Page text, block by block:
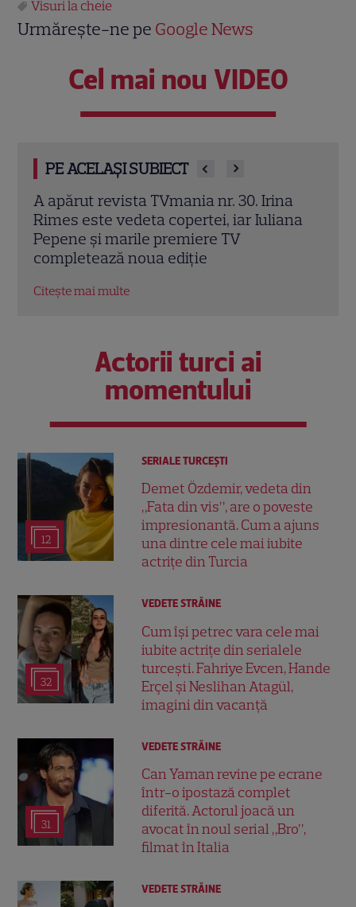
Visuri la cheie
Urmărește-ne pe Google News
Cel mai nou VIDEO
PE ACELAȘI SUBIECT
Irina Rimes dezvăluie „arma” din noul
sezon „Vocea României”. Butonul care
schimbă jocul: „L-am folosit cu plăcere”
EXCLUSIV
Citește mai multe
Actorii turci ai
momentului
12
SERIALE TURCEŞTI
Demet Özdemir, vedeta din
„Fata din vis”, are o poveste
impresionantă. Cum a ajuns
una dintre cele mai iubite
actrițe din Turcia
32
VEDETE STRĂINE
Cum își petrec vara cele mai
iubite actrițe din serialele
turcești. Fahriye Evcen, Hande
Erçel și Neslihan Atagül,
imagini din vacanță
31
VEDETE STRĂINE
Can Yaman revine pe ecrane
într-o ipostază complet
diferită. Actorul joacă un
avocat în noul serial „Bro”,
filmat în Italia
VEDETE STRĂINE